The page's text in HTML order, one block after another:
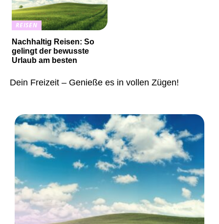
REISEN
Nachhaltig Reisen: So
gelingt der bewusste
Urlaub am besten
Dein Freizeit – Genieße es in vollen Zügen!